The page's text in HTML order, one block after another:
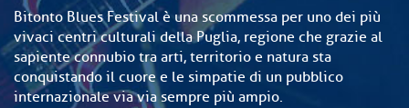
Bitonto Blues Festival è una scommessa per uno dei più
vivaci centri culturali della Puglia, regione che grazie al
sapiente connubio tra arti, territorio e natura sta
conquistando il cuore e le simpatie di un pubblico
internazionale via via sempre più ampio.